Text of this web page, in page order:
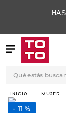
MUJER
11 %